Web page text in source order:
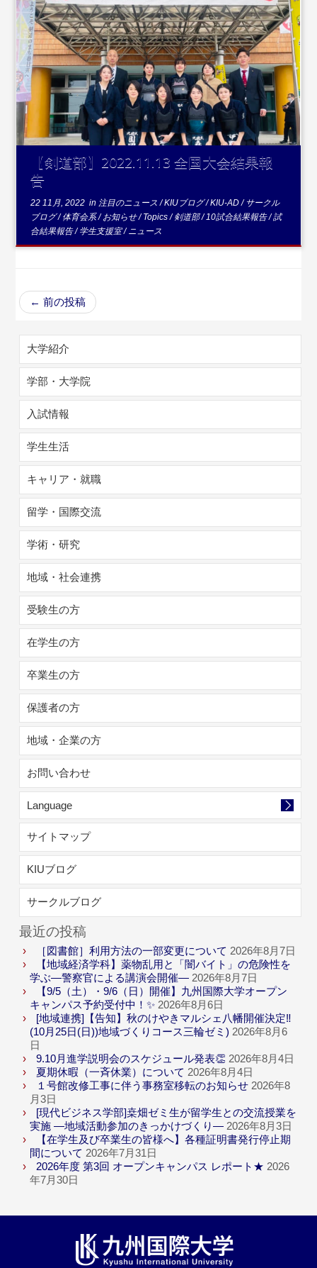
...続きを読む
【剣道部】2022.11.13 全国大会結果報
告
22 11月, 2022 in 注目のニュース/KIUブログ/KIU-AD/ サークル
ブログ/体育会系/お知らせ/Topics/剣道部/10試合結果報告/試
合結果報告/学生支援室/ニュース
← 前の投稿
大学紹介
学部・大学院
入試情報
学生生活
キャリア・就職
留学・国際交流
学術・研究
地域・社会連携
受験生の方
在学生の方
卒業生の方
保護者の方
地域・企業の方
お問い合わせ
Language
サイトマップ
KIUブログ
サークルブログ
最近の投稿
［図書館］利用方法の一部変更について 2026年8月7日
【地域経済学科】薬物乱用と「闇バイト」の危険性を
学ぶ―警察官による講演会開催― 2026年8月7日
【9/5（土）・9/6（日）開催】九州国際大学オープン
キャンパス予約受付中！✨ 2026年8月6日
[地域連携]【告知】秋のけやきマルシェ八幡開催決定‼
(10月25日(日))地域づくりコース三輪ゼミ) 2026年8月6
日
9.10月進学説明会のスケジュール発表👏 2026年8月4日
夏期休暇（一斉休業）について 2026年8月4日
１号館改修工事に伴う事務室移転のお知らせ 2026年8
月3日
[現代ビジネス学部]桒畑ゼミ生が留学生との交流授業を
実施 ―地域活動参加のきっかけづくり― 2026年8月3日
【在学生及び卒業生の皆様へ】各種証明書発行停止期
間について 2026年7月31日
2026年度 第3回 オープンキャンパス レポート★ 2026
年7月30日